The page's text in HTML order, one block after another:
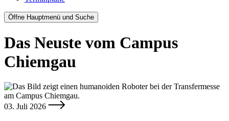
Öffne Hauptmenü und Suche
Das Neuste vom Campus
Chiemgau
03. Juli 2026